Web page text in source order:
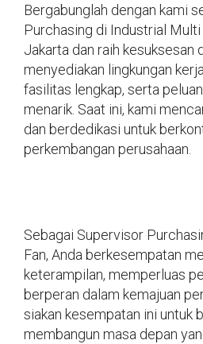
Bergabunglah dengan kami
Purchasing di Industrial
Jakarta dan raih kesuksesan
menyediakan lingkungan
fasilitas lengkap, serta
menarik. Saat ini, kami
dan berdedikasi untuk
perkembangan perusahaan.
Sebagai Supervisor
Fan, Anda berkesempatan
keterampilan, memperluas
berperan dalam kemajuan
siakan kesempatan ini untuk
membangun masa depan